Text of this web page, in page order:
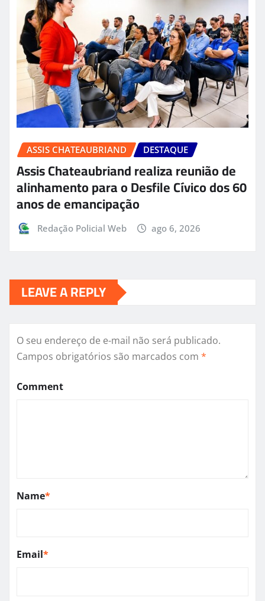
ASSIS CHATEAUBRIAND DESTAQUE
Assis Chateaubriand realiza reunião de
alinhamento para o Desfile Cívico dos 60
anos de emancipação
Redação Policial Web ago 6, 2026
LEAVE A REPLY
O seu endereço de e-mail não será publicado.
Campos obrigatórios são marcados com *
Comment
Name*
Email*